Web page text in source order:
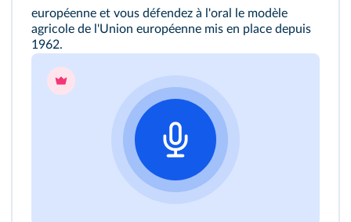
européenne et vous défendez à l'oral le modèle
agricole de l'Union européenne mis en place depuis
1962.